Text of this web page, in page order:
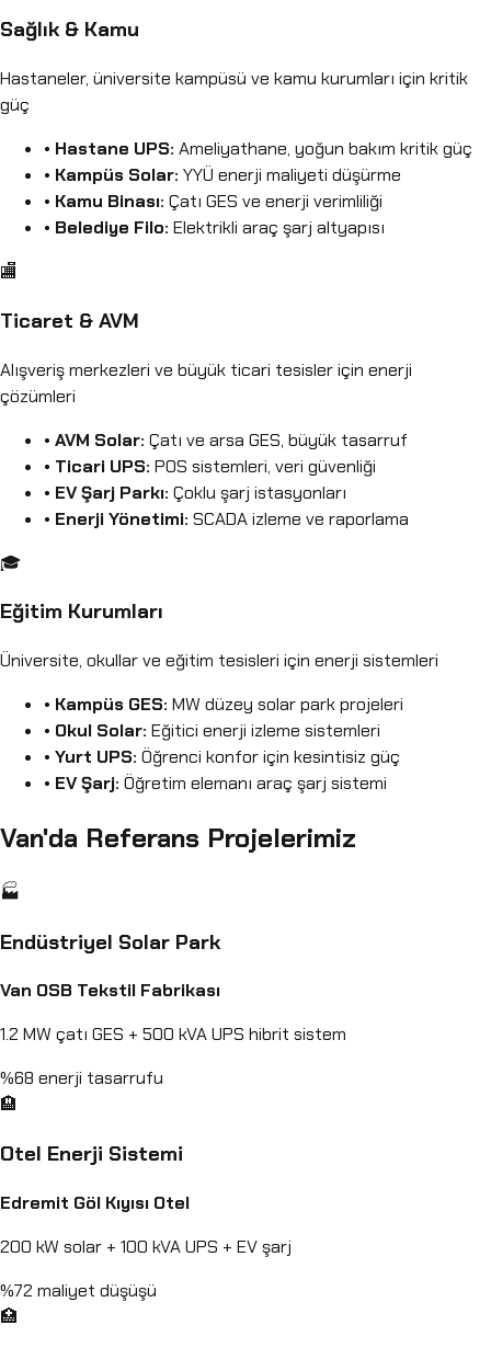
Sağlık & Kamu
Hastaneler, üniversite kampüsü ve kamu kurumları için kritik
güç
• Hastane UPS: Ameliyathane, yoğun bakım kritik güç
• Kampüs Solar: YYÜ enerji maliyeti düşürme
• Kamu Binası: Çatı GES ve enerji verimliliği
• Belediye Filo: Elektrikli araç şarj altyapısı
🏬
Ticaret & AVM
Alışveriş merkezleri ve büyük ticari tesisler için enerji
çözümleri
• AVM Solar: Çatı ve arsa GES, büyük tasarruf
• Ticari UPS: POS sistemleri, veri güvenliği
• EV Şarj Parkı: Çoklu şarj istasyonları
• Enerji Yönetimi: SCADA izleme ve raporlama
🎓
Eğitim Kurumları
Üniversite, okullar ve eğitim tesisleri için enerji sistemleri
• Kampüs GES: MW düzey solar park projeleri
• Okul Solar: Eğitici enerji izleme sistemleri
• Yurt UPS: Öğrenci konfor için kesintisiz güç
• EV Şarj: Öğretim elemanı araç şarj sistemi
Van'da Referans Projelerimiz
🏭
Endüstriyel Solar Park
Van OSB Tekstil Fabrikası
1.2 MW çatı GES + 500 kVA UPS hibrit sistem
%68 enerji tasarrufu
🏨
Otel Enerji Sistemi
Edremit Göl Kıyısı Otel
200 kW solar + 100 kVA UPS + EV şarj
%72 maliyet düşüşü
🏥